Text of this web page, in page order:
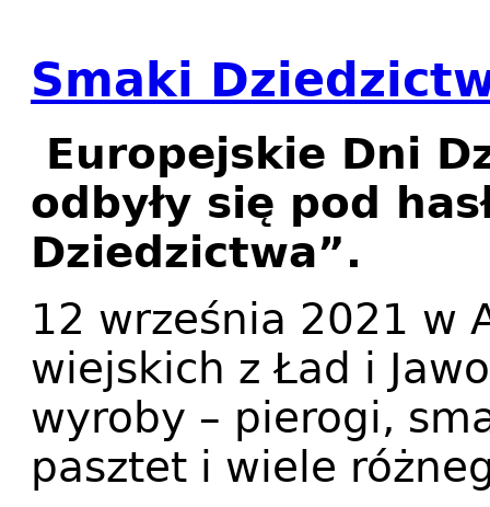
Smaki
Europejskie Dni
odbyły się pod
Dziedzictwa”.
12 września 2021 w
wiejskich z Ład i
wyroby – pierogi,
pasztet i wiele